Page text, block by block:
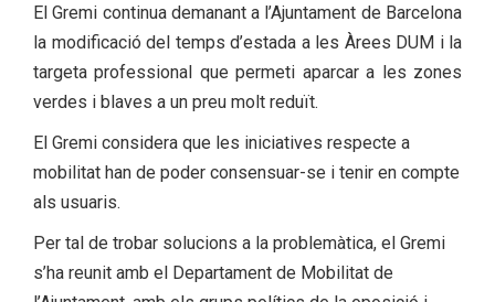
El Gremi continua demanant a l’Ajuntament de Barcelona
la modificació del temps d’estada a les Àrees DUM i la
targeta professional que permeti aparcar a les zones
verdes i blaves a un preu molt reduït.
El Gremi considera que les iniciatives respecte a
mobilitat han de poder consensuar-se i tenir en compte
als usuaris.
Per tal de trobar solucions a la problemàtica, el Gremi
s’ha reunit amb el Departament de Mobilitat de